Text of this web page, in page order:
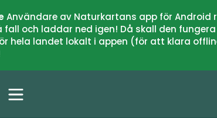
Användare av Naturkartans app för
och laddar ned igen! Då skall den
hela landet lokalt i appen (för att klara